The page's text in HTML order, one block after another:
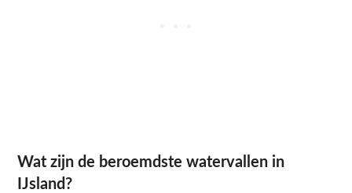
Wat zijn de beroemdste watervallen in
IJsland?